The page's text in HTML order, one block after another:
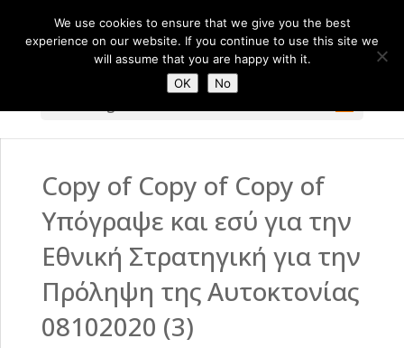
Copy of Copy of Copy of
Υπόγραψε και εσύ για την
Εθνική Στρατηγική για την
Πρόληψη της Αυτοκτονίας
08102020 (3)
We use cookies to ensure that we give you the best
experience on our website. If you continue to use this site we
will assume that you are happy with it.
OK
No